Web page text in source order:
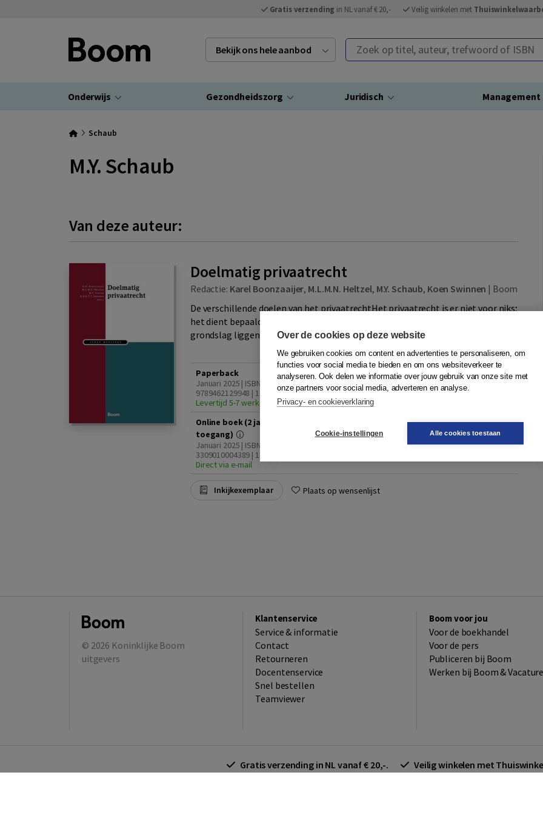
Gratis verzending in NL vanaf € 20,- Veilig winkelen met
Bekijk ons hele aanbod Zoek op titel, auteur, trefwoord of ISBN
Onderwijs Gezondheidszorg Juridisch Management
Schaub
M.Y. Schaub
Van deze auteur:
Doelmatig privaatrecht
Redactie: Karel Boonzaaijer, M.L.M.N. Heltzel, M.Y. Schaub, Koen Swinnen | Boom
De verschillende doelen van het privaatrechtHet privaatrecht is er niet voor niks;
het dient bepaalde doelen. Doelen die traditioneel aan het privaatrecht ten
grondslag liggen, zijn onder meer comp...Meer
Paperback
Januari 2025 | ISBN
9789462129948 | 1e druk
Levertijd 5-7 werkdagen
55,00 Quantity
− + In winkelwagen
Online boek (2 jaar
toegang)
Januari 2025 | ISBN
3309010004389 | 1e druk
Direct via e-mail
Quantity In winkelwagen
Inkijkexemplaar Plaats op wensenlijst
© 2026 Koninklijke Boom
uitgevers
Klantenservice
Service & informatie
Contact
Retourneren
Docentenservice
Snel bestellen
Teamviewer
Boom voor jou
Voor de boekhandel
Voor de pers
Publiceren bij Boom
Werken bij Boom &
Gratis verzending in NL vanaf € 20,-. Veilig winkelen met
Over de cookies op deze website
We gebruiken cookies om content en advertenties te personaliseren, om
functies voor social media te bieden en om ons websiteverkeer te
analyseren. Ook delen we informatie over jouw gebruik van onze site met
onze partners voor social media, adverteren en analyse.
Privacy- en cookieverklaring
Cookie-instellingen Alle cookies toestaan